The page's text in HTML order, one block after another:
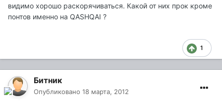
видимо хорошо раскорячиваться. Какой от них прок кроме
понтов именно на QASHQAI ?
1
Битник
Опубликовано 18 марта, 2012